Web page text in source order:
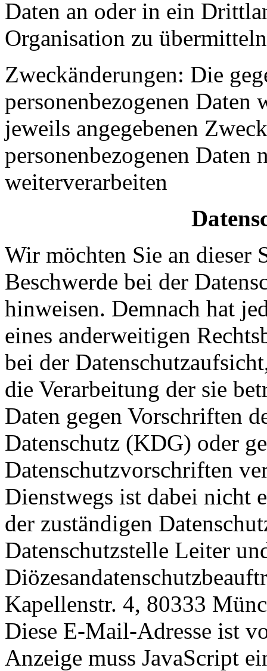
Daten an oder in ein
Organisation zu
Zweckänderungen: Die
personenbezogenen Daten
jeweils angegebenen
personenbezogenen Daten
weiterverarbeiten
Wir möchten Sie an dieser
Beschwerde bei der
hinweisen. Demnach hat
eines anderweitigen
bei der
die Verarbeitung der sie
Daten gegen Vorschriften
Datenschutz (KDG) oder
Datenschutzvorschriften
Dienstwegs ist dabei nicht
der zuständigen
Datenschutzstelle Leiter
Kapellenstr. 4, 80333
Diese E-Mail-Adresse ist
Anzeige muss JavaScript